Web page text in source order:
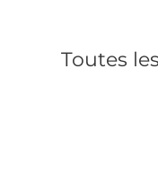
Toutes